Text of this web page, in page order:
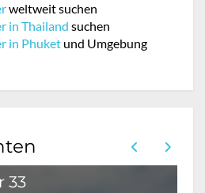
weltweit suchen
in Thailand suchen
in Phuket und Umgebung
33